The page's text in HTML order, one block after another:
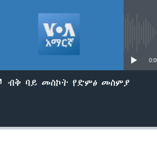
ብቅ ባይ መስኮት የድምፅ መስምያ